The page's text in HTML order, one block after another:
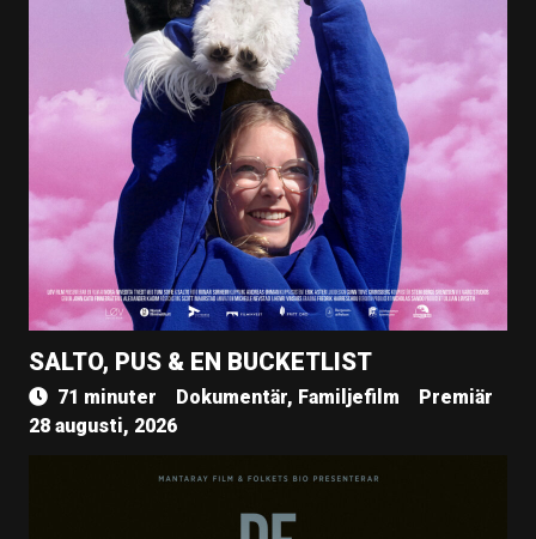
SALTO, PUS & EN BUCKETLIST
71 minuter Dokumentär, Familjefilm
Premiär
28 augusti, 2026